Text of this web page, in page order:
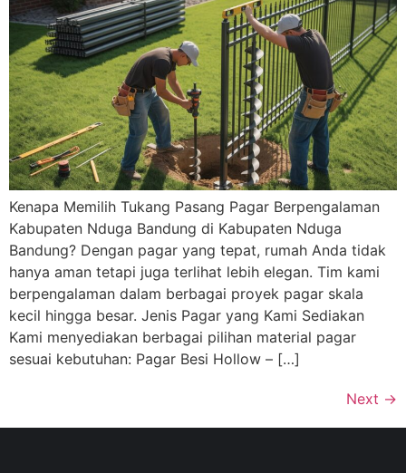
Kenapa Memilih Tukang Pasang Pagar Berpengalaman
Kabupaten Nduga Bandung di Kabupaten Nduga
Bandung? Dengan pagar yang tepat, rumah Anda tidak
hanya aman tetapi juga terlihat lebih elegan. Tim kami
berpengalaman dalam berbagai proyek pagar skala
kecil hingga besar. Jenis Pagar yang Kami Sediakan
Kami menyediakan berbagai pilihan material pagar
sesuai kebutuhan: Pagar Besi Hollow – […]
Next →